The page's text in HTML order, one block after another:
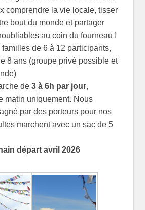
comprendre la vie locale, tisser
bout du monde et partager
au coin du fourneau !
familles de 6 à 12 participants,
8 ans (groupe privé possible et
de3 à 6h par jour,
matin uniquement. Nous
par des porteurs pour nos
marchent avec un sac de 5
départ avril 2026